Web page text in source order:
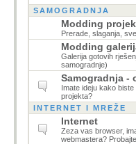
SAMOGRADNJA
Modding
Prerade, slaganja,
Modding
Galerija gotovih
samogradnje)
Samogradnja -
Imate ideju kako
projekta?
INTERNET I MREŽE
Internet
Zeza vas browser,
webmastera?